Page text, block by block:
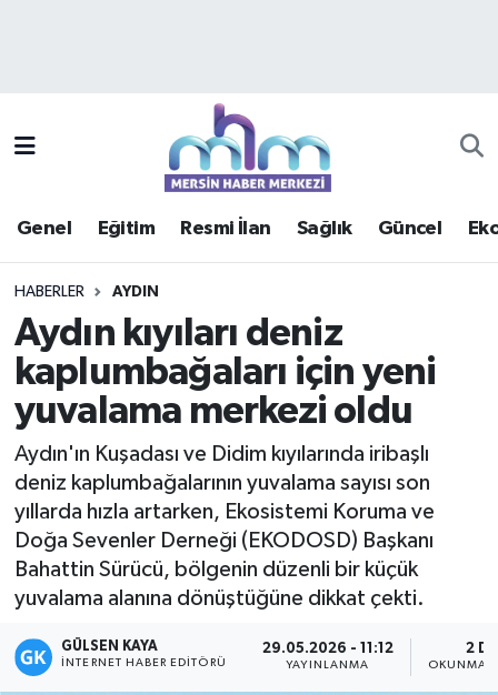
Genel Eğitim Resmi İlan Sağlık Güncel
HABERLER AYDIN
Aydın kıyıları deniz
kaplumbağaları için yeni
yuvalama merkezi oldu
Aydın'ın Kuşadası ve Didim kıyılarında iribaşlı
deniz kaplumbağalarının yuvalama sayısı son
yıllarda hızla artarken, Ekosistemi Koruma ve
Doğa Sevenler Derneği (EKODOSD) Başkanı
Bahattin Sürücü, bölgenin düzenli bir küçük
yuvalama alanına dönüştüğüne dikkat çekti.
GÜLSEN KAYA
İNTERNET HABER EDITÖRÜ
29.05.2026 - 11:12
YAYINLANMA
2 DK
OKUNMA
Güncel
Haberde insan
Kültür - Sanat
Magazin
Mersin
Mersin Tarihi
Mersin Trafik Yoğunluk Haritası
Süper Lig Puan Durumu ve Fikstür
Haber Arşivi